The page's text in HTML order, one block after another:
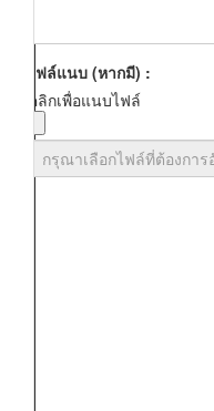
ไฟล์แนบ (หากมี) :
คลิกเพื่อแนบไฟล์